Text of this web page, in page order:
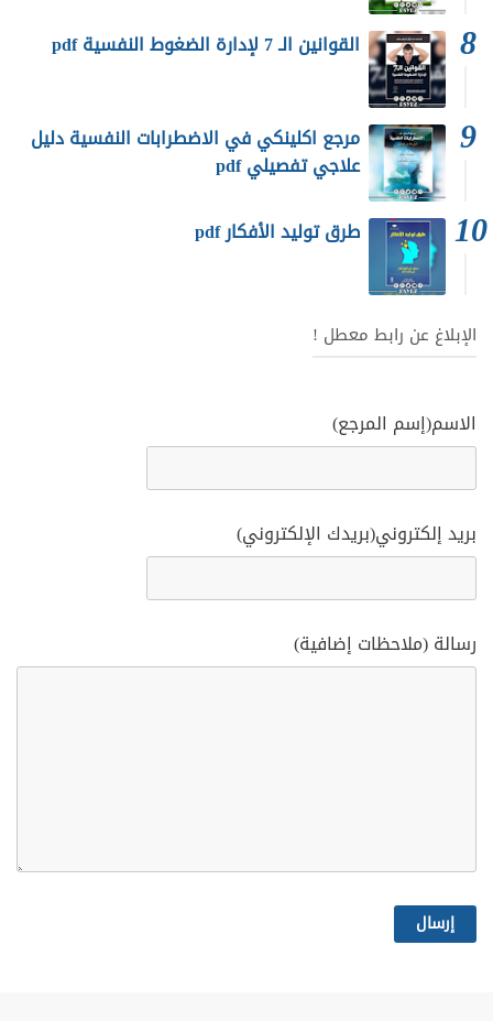
القوانين الـ 7 لإدارة الضغوط النفسية pdf
مرجع اكلينكي في الاضطرابات النفسية دليل
علاجي تفصيلي pdf
طرق توليد الأفكار pdf
الإبلاغ عن رابط معطل !
الاسم(إسم المرجع)
بريد إلكتروني(بريدك الإلكتروني)
رسالة (ملاحظات إضافية)